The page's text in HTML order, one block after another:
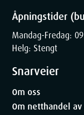
Åpningstider
Mandag-Fredag:
Helg: Stengt
Snarveier
Om oss
Om netthandel